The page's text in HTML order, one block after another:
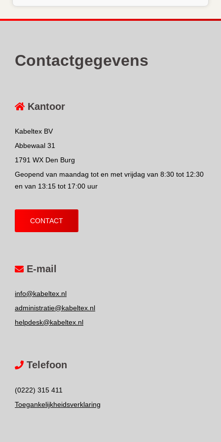
Contactgegevens
Kantoor
Kabeltex BV
Abbewaal 31
1791 WX Den Burg
Geopend van maandag tot en met vrijdag van 8:30 tot 12:30
en van 13:15 tot 17:00 uur
CONTACT
E-mail
info@kabeltex.nl
administratie@kabeltex.nl
helpdesk@kabeltex.nl
Telefoon
(0222) 315 411
Toegankelijkheidsverklaring